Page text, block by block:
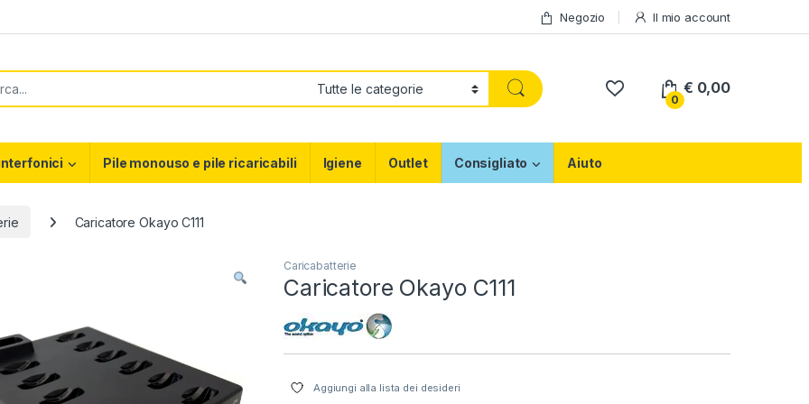
Negozio Il mio account
0
€ 0,00
Pile monouso e pile ricaricabili Igiene Outlet Consigliato Aiuto
Caricatore Okayo C111
Caricabatterie
Caricatore Okayo C111
Aggiungi alla lista dei desideri